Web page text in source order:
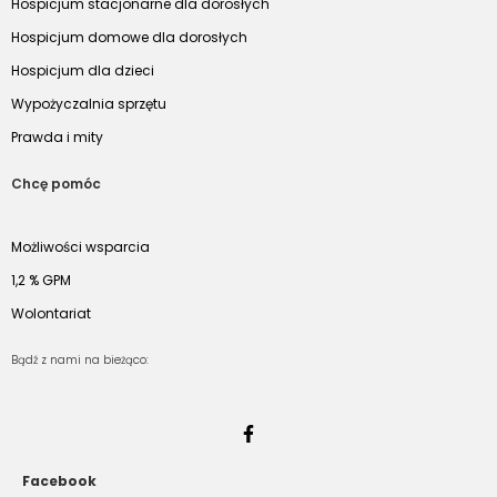
Hospicjum stacjonarne dla dorosłych
Hospicjum domowe dla dorosłych
Hospicjum dla dzieci
Wypożyczalnia sprzętu
Prawda i mity
Chcę pomóc
Możliwości wsparcia
1,2 % GPM
Wolontariat
Bądź z nami na bieżąco:
Facebook